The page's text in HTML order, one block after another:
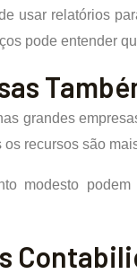
usar relatórios
pode entender
grandes
recursos são
modesto